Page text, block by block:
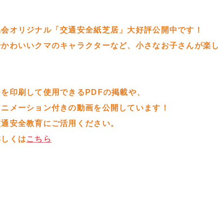
オリジナル「交通安全紙芝居」大好評公開中です！
わいいクマのキャラクターなど、小さなお子さんが楽
印刷して使用できるPDFの掲載や、
メーション付きの動画を公開しています！
安全教育にご活用ください。
くは こちら